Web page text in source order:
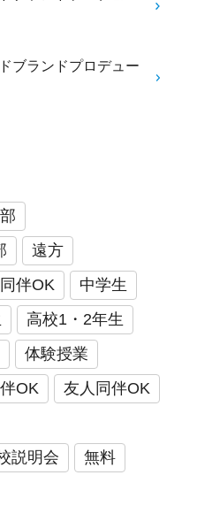
ブランドプロデュー
遠方
伴OK
中学生
高校1・2年生
体験授業
OK
友人同伴OK
説明会
無料